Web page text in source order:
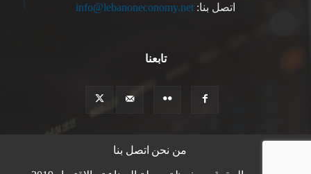
اتصل بنا: info@lebanoneconomy.net
تابعنا
من نحن اتصل بنا